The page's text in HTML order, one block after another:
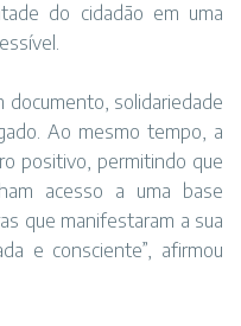
do cidadão em uma
documento, solidariedade
Ao mesmo tempo, a
positivo, permitindo que
acesso a uma base
que manifestaram a sua
e consciente”, afirmou